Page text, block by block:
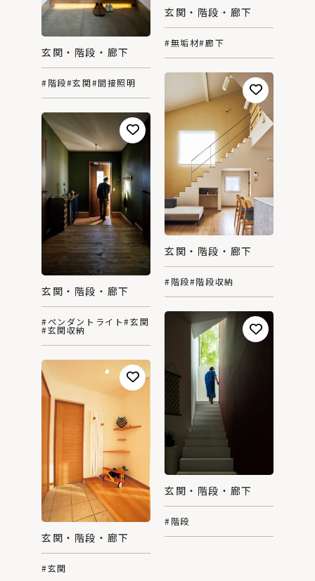
玄関・階段・廊下
#無垢材#廊下
玄関・階段・廊下
#階段#玄関#間接照明
玄関・階段・廊下
#階段#階段収納
玄関・階段・廊下
#ペンダントライト#玄関
#玄関収納
玄関・階段・廊下
#階段
玄関・階段・廊下
#玄関